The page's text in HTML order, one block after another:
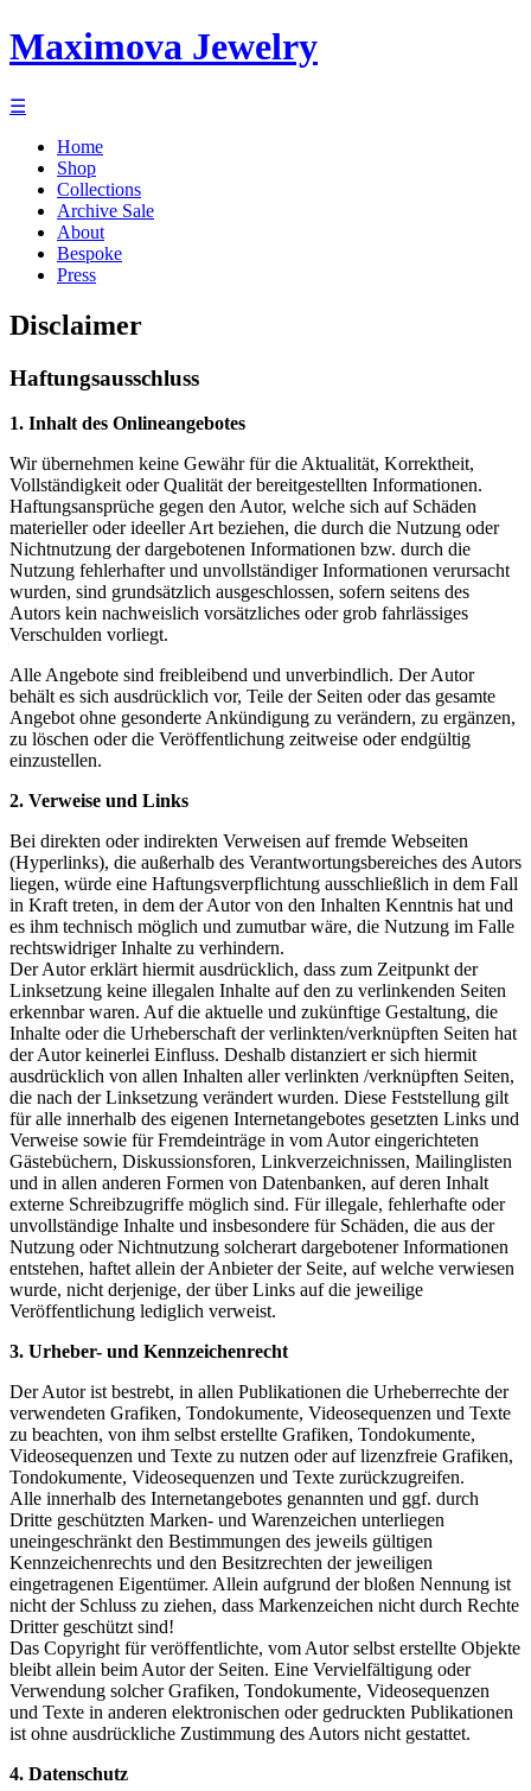
Maximova Jewelry
☰
Home
Shop
Collections
Archive Sale
About
Bespoke
Press
Disclaimer
Haftungsausschluss
1. Inhalt des Onlineangebotes
Wir übernehmen keine Gewähr für die Aktualität, Korrektheit,
Vollständigkeit oder Qualität der bereitgestellten Informationen.
Haftungsansprüche gegen den Autor, welche sich auf Schäden
materieller oder ideeller Art beziehen, die durch die Nutzung oder
Nichtnutzung der dargebotenen Informationen bzw. durch die
Nutzung fehlerhafter und unvollständiger Informationen verursacht
wurden, sind grundsätzlich ausgeschlossen, sofern seitens des
Autors kein nachweislich vorsätzliches oder grob fahrlässiges
Verschulden vorliegt.
Alle Angebote sind freibleibend und unverbindlich. Der Autor
behält es sich ausdrücklich vor, Teile der Seiten oder das gesamte
Angebot ohne gesonderte Ankündigung zu verändern, zu ergänzen,
zu löschen oder die Veröffentlichung zeitweise oder endgültig
einzustellen.
2. Verweise und Links
Bei direkten oder indirekten Verweisen auf fremde Webseiten
(Hyperlinks), die außerhalb des Verantwortungsbereiches des Autors
liegen, würde eine Haftungsverpflichtung ausschließlich in dem Fall
in Kraft treten, in dem der Autor von den Inhalten Kenntnis hat und
es ihm technisch möglich und zumutbar wäre, die Nutzung im Falle
rechtswidriger Inhalte zu verhindern.
Der Autor erklärt hiermit ausdrücklich, dass zum Zeitpunkt der
Linksetzung keine illegalen Inhalte auf den zu verlinkenden Seiten
erkennbar waren. Auf die aktuelle und zukünftige Gestaltung, die
Inhalte oder die Urheberschaft der verlinkten/verknüpften Seiten hat
der Autor keinerlei Einfluss. Deshalb distanziert er sich hiermit
ausdrücklich von allen Inhalten aller verlinkten /verknüpften Seiten,
die nach der Linksetzung verändert wurden. Diese Feststellung gilt
für alle innerhalb des eigenen Internetangebotes gesetzten Links und
Verweise sowie für Fremdeinträge in vom Autor eingerichteten
Gästebüchern, Diskussionsforen, Linkverzeichnissen, Mailinglisten
und in allen anderen Formen von Datenbanken, auf deren Inhalt
externe Schreibzugriffe möglich sind. Für illegale, fehlerhafte oder
unvollständige Inhalte und insbesondere für Schäden, die aus der
Nutzung oder Nichtnutzung solcherart dargebotener Informationen
entstehen, haftet allein der Anbieter der Seite, auf welche verwiesen
wurde, nicht derjenige, der über Links auf die jeweilige
Veröffentlichung lediglich verweist.
3. Urheber- und Kennzeichenrecht
Der Autor ist bestrebt, in allen Publikationen die Urheberrechte der
verwendeten Grafiken, Tondokumente, Videosequenzen und Texte
zu beachten, von ihm selbst erstellte Grafiken, Tondokumente,
Videosequenzen und Texte zu nutzen oder auf lizenzfreie Grafiken,
Tondokumente, Videosequenzen und Texte zurückzugreifen.
Alle innerhalb des Internetangebotes genannten und ggf. durch
Dritte geschützten Marken- und Warenzeichen unterliegen
uneingeschränkt den Bestimmungen des jeweils gültigen
Kennzeichenrechts und den Besitzrechten der jeweiligen
eingetragenen Eigentümer. Allein aufgrund der bloßen Nennung ist
nicht der Schluss zu ziehen, dass Markenzeichen nicht durch Rechte
Dritter geschützt sind!
Das Copyright für veröffentlichte, vom Autor selbst erstellte Objekte
bleibt allein beim Autor der Seiten. Eine Vervielfältigung oder
Verwendung solcher Grafiken, Tondokumente, Videosequenzen
und Texte in anderen elektronischen oder gedruckten Publikationen
ist ohne ausdrückliche Zustimmung des Autors nicht gestattet.
4. Datenschutz